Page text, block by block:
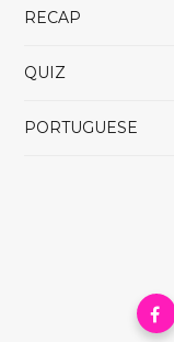
RECAP
QUIZ
PORTUGUESE